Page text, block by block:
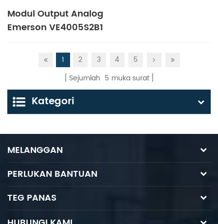
Modul Output Analog
Emerson VE4005S2B1
1 2 3 4
5
Sejumlah 5 muka surat
Kategori
MELANGGAN
PERLUKAN BANTUAN
TEG PANAS